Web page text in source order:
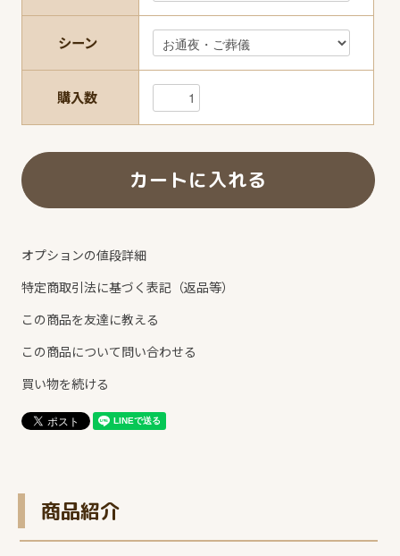
シーン
購入数
オプションの値段詳細
特定商取引法に基づく表記（返品等）
この商品を友達に教える
この商品について問い合わせる
買い物を続ける
商品紹介